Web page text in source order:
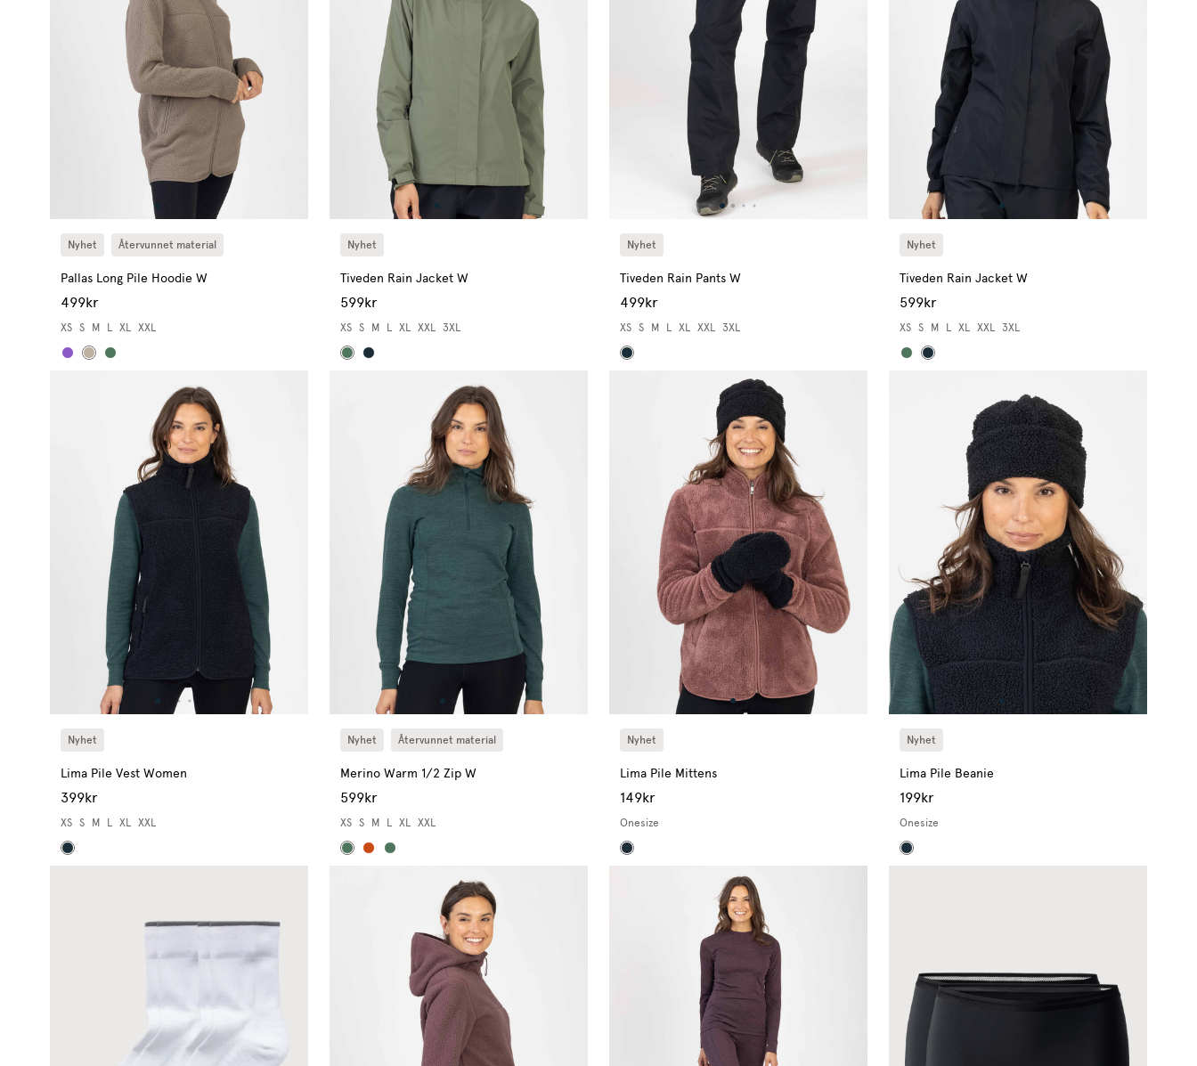
Nyhet Återvunnet material
Pallas Long Pile Hoodie W
499kr
XS S M L XL XXL
Nyhet
Tiveden Rain Jacket W
599kr
XS S M L XL XXL 3XL
Nyhet
Tiveden Rain Pants W
499kr
XS S M L XL XXL 3XL
Nyhet
Tiveden Rain Jacket W
599kr
XS S M L XL XXL 3XL
Nyhet
Lima Pile Vest Women
399kr
XS S M L XL XXL
Nyhet Återvunnet material
Merino Warm 1/2 Zip W
599kr
XS S M L XL XXL
Nyhet
Lima Pile Mittens
149kr
Onesize
Nyhet
Lima Pile Beanie
199kr
Onesize